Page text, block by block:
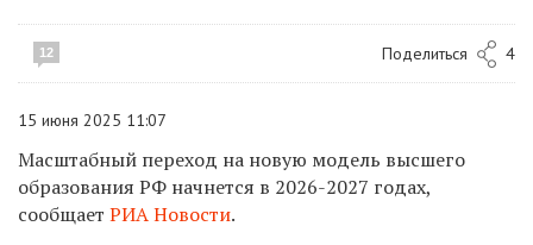
12 Поделиться 4
15 июня 2025 11:07
Масштабный переход на новую модель высшего
образования РФ начнется в 2026-2027 годах,
сообщает РИА Новости.